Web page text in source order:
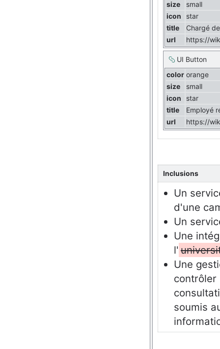
size
small
icon
star
title
Chargé
url
https://
UI Button
color orange
size
small
icon
star
title
Employé
url
https://
Inclusions
Un
d'une
Un
Une
l'
Une
contrôler
soumis